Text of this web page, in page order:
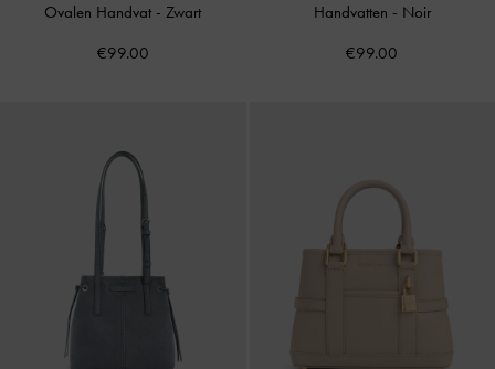
Ovalen Handvat -Zwart
€99.00
Handvatten - Noir
€99.00